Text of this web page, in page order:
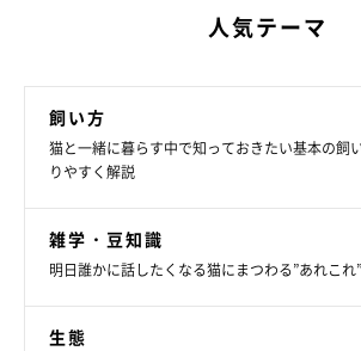
人気テーマ
飼い方
猫と一緒に暮らす中で知っておきたい基本の飼
りやすく解説
雑学・豆知識
明日誰かに話したくなる猫にまつわる”あれこれ
生態